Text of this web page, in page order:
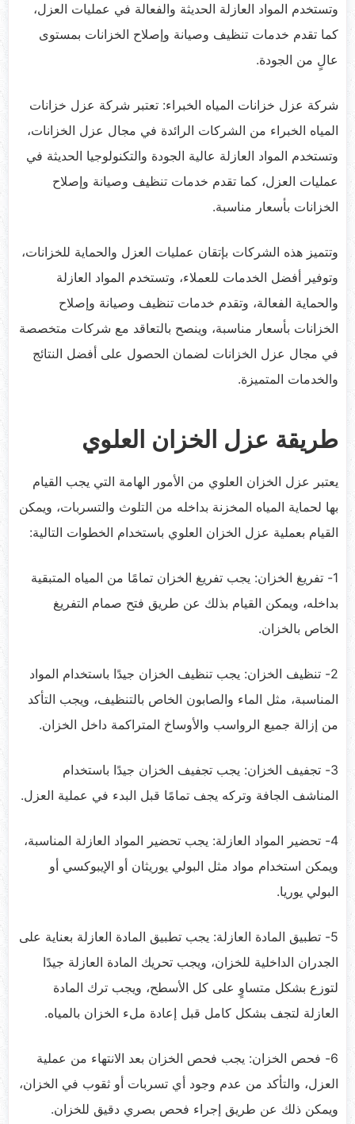
وتستخدم المواد العازلة الحديثة والفعالة في عمليات العزل،
كما تقدم خدمات تنظيف وصيانة وإصلاح الخزانات بمستوى
عالٍ من الجودة.
شركة عزل خزانات المياه الخبراء: تعتبر شركة عزل خزانات
المياه الخبراء من الشركات الرائدة في مجال عزل الخزانات،
وتستخدم المواد العازلة عالية الجودة والتكنولوجيا الحديثة في
عمليات العزل، كما تقدم خدمات تنظيف وصيانة وإصلاح
الخزانات بأسعار مناسبة.
وتتميز هذه الشركات بإتقان عمليات العزل والحماية للخزانات،
وتوفير أفضل الخدمات للعملاء، وتستخدم المواد العازلة
والحماية الفعالة، وتقدم خدمات تنظيف وصيانة وإصلاح
الخزانات بأسعار مناسبة، وينصح بالتعاقد مع شركات متخصصة
في مجال عزل الخزانات لضمان الحصول على أفضل النتائج
والخدمات المتميزة.
طريقة عزل الخزان العلوي
يعتبر عزل الخزان العلوي من الأمور الهامة التي يجب القيام
بها لحماية المياه المخزنة بداخله من التلوث والتسربات، ويمكن
القيام بعملية عزل الخزان العلوي باستخدام الخطوات التالية:
1- تفريغ الخزان: يجب تفريغ الخزان تمامًا من المياه المتبقية
بداخله، ويمكن القيام بذلك عن طريق فتح صمام التفريغ
الخاص بالخزان.
2- تنظيف الخزان: يجب تنظيف الخزان جيدًا باستخدام المواد
المناسبة، مثل الماء والصابون الخاص بالتنظيف، ويجب التأكد
من إزالة جميع الرواسب والأوساخ المتراكمة داخل الخزان.
3- تجفيف الخزان: يجب تجفيف الخزان جيدًا باستخدام
المناشف الجافة وتركه يجف تمامًا قبل البدء في عملية العزل.
4- تحضير المواد العازلة: يجب تحضير المواد العازلة المناسبة،
ويمكن استخدام مواد مثل البولي يوريثان أو الإيبوكسي أو
البولي يوريا.
5- تطبيق المادة العازلة: يجب تطبيق المادة العازلة بعناية على
الجدران الداخلية للخزان، ويجب تحريك المادة العازلة جيدًا
لتوزع بشكل متساوٍ على كل الأسطح، ويجب ترك المادة
العازلة لتجف بشكل كامل قبل إعادة ملء الخزان بالمياه.
6- فحص الخزان: يجب فحص الخزان بعد الانتهاء من عملية
العزل، والتأكد من عدم وجود أي تسربات أو ثقوب في الخزان،
ويمكن ذلك عن طريق إجراء فحص بصري دقيق للخزان.